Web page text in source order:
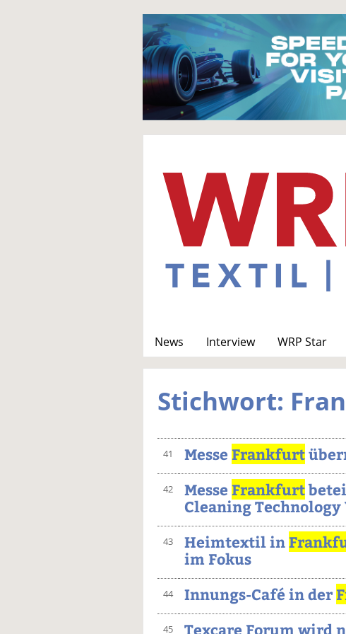
News Interview WRP Star
Stichwort:
41 Messe Frankfurt
42 Messe Frankfurt
Cleaning Technology
43 Heimtextil in
im Fokus
44 Innungs-Café in der
45 Texcare Forum wird